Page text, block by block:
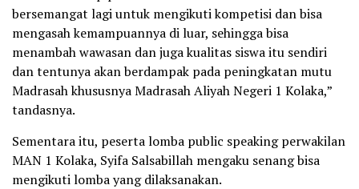
bersemangat lagi untuk mengikuti kompetisi dan bisa
mengasah kemampuannya di luar, sehingga bisa
menambah wawasan dan juga kualitas siswa itu sendiri
dan tentunya akan berdampak pada peningkatan mutu
Madrasah khususnya Madrasah Aliyah Negeri 1 Kolaka,”
tandasnya.
Sementara itu, peserta lomba public speaking perwakilan
MAN 1 Kolaka, Syifa Salsabillah mengaku senang bisa
mengikuti lomba yang dilaksanakan.